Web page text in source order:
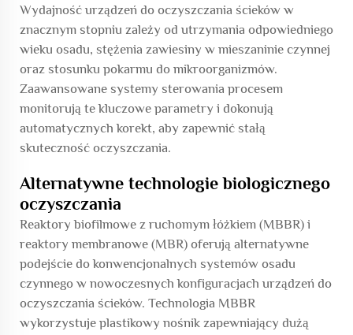
Wydajność urządzeń do oczyszczania ścieków w
znacznym stopniu zależy od utrzymania odpowiedniego
wieku osadu, stężenia zawiesiny w mieszaninie czynnej
oraz stosunku pokarmu do mikroorganizmów.
Zaawansowane systemy sterowania procesem
monitorują te kluczowe parametry i dokonują
automatycznych korekt, aby zapewnić stałą
skuteczność oczyszczania.
Alternatywne technologie biologicznego
oczyszczania
Reaktory biofilmowe z ruchomym łóżkiem (MBBR) i
reaktory membranowe (MBR) oferują alternatywne
podejście do konwencjonalnych systemów osadu
czynnego w nowoczesnych konfiguracjach urządzeń do
oczyszczania ścieków. Technologia MBBR
wykorzystuje plastikowy nośnik zapewniający dużą